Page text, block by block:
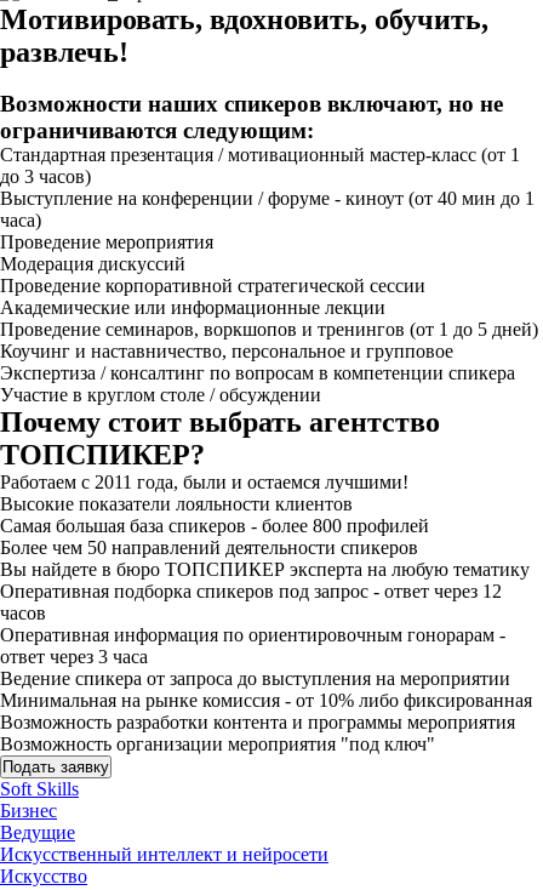
Мотивировать, вдохновить, обучить,
развлечь!
Возможности наших спикеров включают, но не
ограничиваются следующим:
Стандартная презентация / мотивационный мастер-класс (от 1
до 3 часов)
Выступление на конференции / форуме - киноут (от 40 мин до 1
часа)
Проведение мероприятия
Модерация дискуссий
Проведение корпоративной стратегической сессии
Академические или информационные лекции
Проведение семинаров, воркшопов и тренингов (от 1 до 5 дней)
Коучинг и наставничество, персональное и групповое
Экспертиза / консалтинг по вопросам в компетенции спикера
Участие в круглом столе / обсуждении
Почему стоит выбрать агентство
ТОПСПИКЕР?
Работаем с 2011 года, были и остаемся лучшими!
Высокие показатели лояльности клиентов
Самая большая база спикеров - более 800 профилей
Более чем 50 направлений деятельности спикеров
Вы найдете в бюро ТОПСПИКЕР эксперта на любую тематику
Оперативная подборка спикеров под запрос - ответ через 12
часов
Оперативная информация по ориентировочным гонорарам -
ответ через 3 часа
Ведение спикера от запроса до выступления на мероприятии
Минимальная на рынке комиссия - от 10% либо фиксированная
Возможность разработки контента и программы мероприятия
Возможность организации мероприятия "под ключ"
Подать заявку
Soft Skills
Бизнес
Ведущие
Искусственный интеллект и нейросети
Искусство